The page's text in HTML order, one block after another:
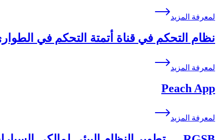
لمعرفة المزيد
نظام التحكم في قناة أتمتة التحكم في
لمعرفة المزيد
Peach App
لمعرفة المزيد